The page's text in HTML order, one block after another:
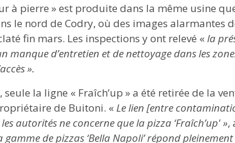
à pierre » est produite dans la même usine
le nord de Codry, où des images alarmantes
fin mars. Les inspections y ont relevé « la
manque d’entretien et de nettoyage dans les
».
seule la ligne « Fraîch’up » a été retirée de la
de Buitoni. « Le lien [entre
autorités ne concerne que la pizza ‘Fraîch’up' »,
gamme de pizzas ‘Bella Napoli’ répond